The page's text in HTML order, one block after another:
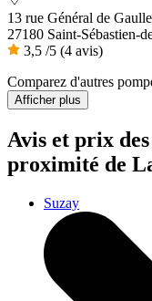
13 rue Général de Gaulle
27180 Saint-Sébastien-
3,5 /5 (4 avis)
Comparez d'autres
Afficher plus
Avis et prix des
proximité de
Suzay